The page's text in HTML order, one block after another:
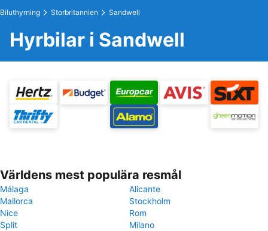
Biluthyrning Storbritannien Sandwell
Hyrbilar i Sandwell
Världens mest populära resmål
Málaga
Alicante
Mallorca
Stockholm
Nice
Rom
Split
Milano